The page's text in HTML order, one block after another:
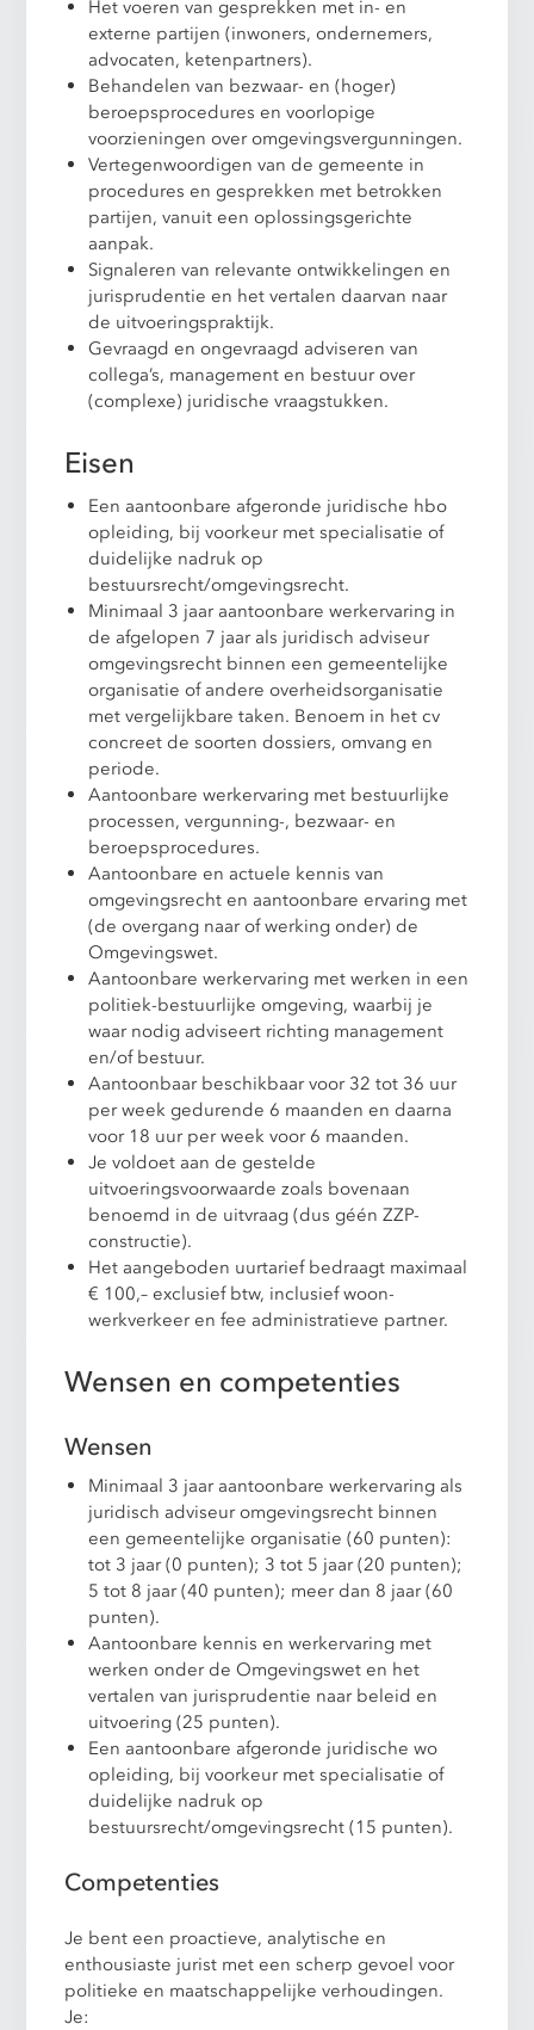
Het voeren van gesprekken met in- en
externe partijen (inwoners, ondernemers,
advocaten, ketenpartners).
Behandelen van bezwaar- en (hoger)
beroepsprocedures en voorlopige
voorzieningen over omgevingsvergunningen.
Vertegenwoordigen van de gemeente in
procedures en gesprekken met betrokken
partijen, vanuit een oplossingsgerichte
aanpak.
Signaleren van relevante ontwikkelingen en
jurisprudentie en het vertalen daarvan naar
de uitvoeringspraktijk.
Gevraagd en ongevraagd adviseren van
collega’s, management en bestuur over
(complexe) juridische vraagstukken.
Eisen
Een aantoonbare afgeronde juridische hbo
opleiding, bij voorkeur met specialisatie of
duidelijke nadruk op
bestuursrecht/omgevingsrecht.
Minimaal 3 jaar aantoonbare werkervaring in
de afgelopen 7 jaar als juridisch adviseur
omgevingsrecht binnen een gemeentelijke
organisatie of andere overheidsorganisatie
met vergelijkbare taken. Benoem in het cv
concreet de soorten dossiers, omvang en
periode.
Aantoonbare werkervaring met bestuurlijke
processen, vergunning-, bezwaar- en
beroepsprocedures.
Aantoonbare en actuele kennis van
omgevingsrecht en aantoonbare ervaring met
(de overgang naar of werking onder) de
Omgevingswet.
Aantoonbare werkervaring met werken in een
politiek-bestuurlijke omgeving, waarbij je
waar nodig adviseert richting management
en/of bestuur.
Aantoonbaar beschikbaar voor 32 tot 36 uur
per week gedurende 6 maanden en daarna
voor 18 uur per week voor 6 maanden.
Je voldoet aan de gestelde
uitvoeringsvoorwaarde zoals bovenaan
benoemd in de uitvraag (dus géén ZZP-
constructie).
Het aangeboden uurtarief bedraagt maximaal
€ 100,– exclusief btw, inclusief woon-
werkverkeer en fee administratieve partner.
Wensen en competenties
Wensen
Minimaal 3 jaar aantoonbare werkervaring als
juridisch adviseur omgevingsrecht binnen
een gemeentelijke organisatie (60 punten):
tot 3 jaar (0 punten); 3 tot 5 jaar (20 punten);
5 tot 8 jaar (40 punten); meer dan 8 jaar (60
punten).
Aantoonbare kennis en werkervaring met
werken onder de Omgevingswet en het
vertalen van jurisprudentie naar beleid en
uitvoering (25 punten).
Een aantoonbare afgeronde juridische wo
opleiding, bij voorkeur met specialisatie of
duidelijke nadruk op
bestuursrecht/omgevingsrecht (15 punten).
Competenties
Je bent een proactieve, analytische en
enthousiaste jurist met een scherp gevoel voor
politieke en maatschappelijke verhoudingen.
Je: